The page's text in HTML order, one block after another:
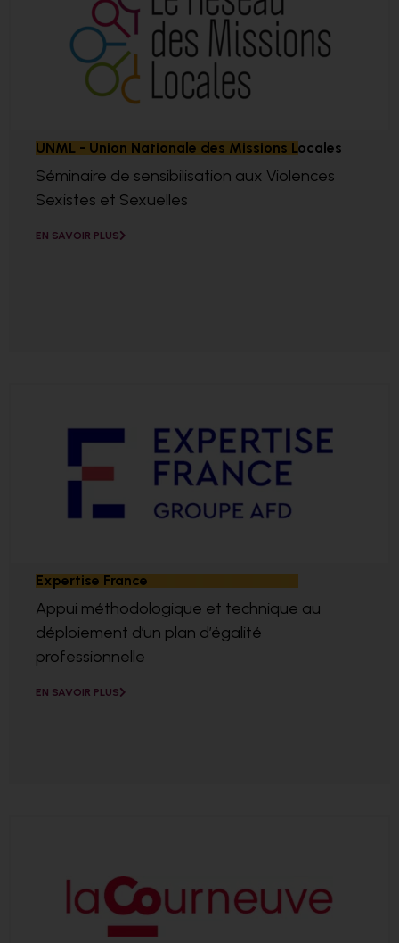
UNML - Union Nationale des Missions Locales
Séminaire de sensibilisation aux Violences
Sexistes et Sexuelles
EN SAVOIR PLUS
Expertise France
Appui méthodologique et technique au
déploiement d’un plan d’égalité
professionnelle
EN SAVOIR PLUS